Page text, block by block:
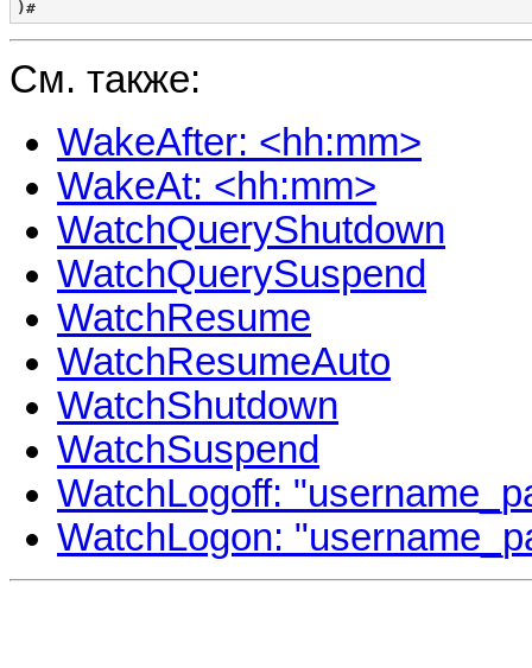
)#
См. также:
WakeAfter: <hh:mm>
WakeAt: <hh:mm>
WatchQueryShutdown
WatchQuerySuspend
WatchResume
WatchResumeAuto
WatchShutdown
WatchSuspend
WatchLogoff:
WatchLogon: